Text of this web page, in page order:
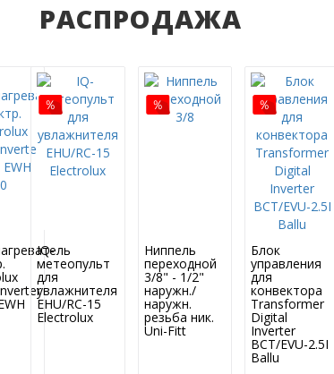
РАСПРОДАЖА
IQ-
метеопульт
для
увлажнителя
EHU/RC-15
Electrolux
Ниппель
переходной
3/8" - 1/2"
наружн./
наружн.
резьба ник.
Uni-Fitt
Блок
управления
для
конвектора
Transformer
Digital
Inverter
BCT/EVU-2.5I
Ballu